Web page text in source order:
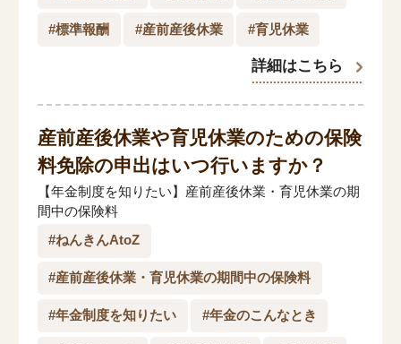
「終活」に関する記事
「家計」に関する記事
くらしすとについて
#標準報酬 #産前産後休業 #育児休業
詳細はこちら
産前産後休業や育児休業のための保険
料免除の申出はいつ行いますか？
【年金制度を知りたい】産前産後休業・育児休業の期
間中の保険料
#ねんきんAtoZ
#産前産後休業・育児休業の期間中の保険料
#年金制度を知りたい #年金のこんなとき